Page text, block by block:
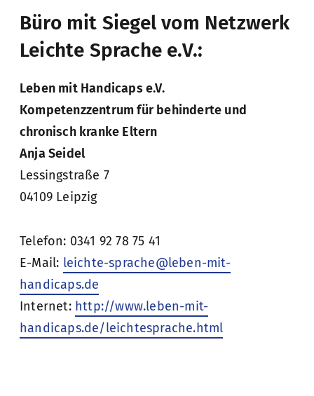
Büro mit Siegel vom Netzwerk
Leichte Sprache e.V.:
Leben mit Handicaps e.V.
Kompetenzzentrum für behinderte und
chronisch kranke Eltern
Anja Seidel
Lessingstraße 7
04109 Leipzig
Telefon: 0341 92 78 75 41
E-Mail: leichte-sprache@leben-mit-
handicaps.de
Internet: http://www.leben-mit-
handicaps.de/leichtesprache.html